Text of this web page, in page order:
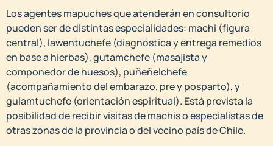
Los agentes mapuches que atenderán en consultorio
pueden ser de distintas especialidades: machi (figura
central), lawentuchefe (diagnóstica y entrega remedios
en base a hierbas), gutamchefe (masajista y
componedor de huesos), puñeñelchefe
(acompañamiento del embarazo, pre y posparto), y
gulamtuchefe (orientación espiritual). Está prevista la
posibilidad de recibir visitas de machis o especialistas de
otras zonas de la provincia o del vecino país de Chile.